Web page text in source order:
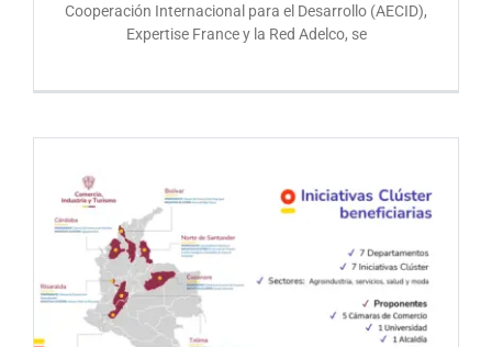
Cooperación Internacional para el Desarrollo (AECID),
Expertise France y la Red Adelco, se